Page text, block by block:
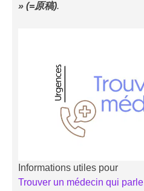
» (=原稿).
Informations utiles pour
Trouver un médecin qui parle